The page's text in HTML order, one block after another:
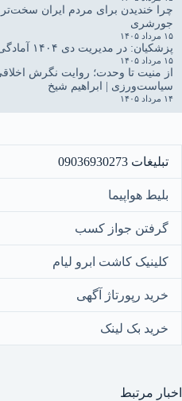
چرا خندیدن برای مردم ایران
جورشری
۱۵ مرداد ۱۴۰۵
پزشکیان: در مدیریت دی ۱۴۰۴ آمادگی لازم نبود
۱۵ مرداد ۱۴۰۵
از منیت تا وحدت؛ روایت نگرش
سیاست‌ورزی | ابراهیم شیخ
۱۴ مرداد ۱۴۰۵
تبلیغات 09036930273
بلیط هواپیما
گرفتن جواز کسب
کلینیک کاشت ابرو لیام
خرید رپورتاژ آگهی
خرید بک لینک
اخبار مرتبط